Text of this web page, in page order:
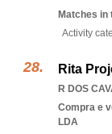
Matches in
Activity
Rita
R DOS
Compra e
LDA